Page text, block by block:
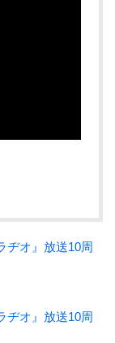
ヂオ』放送10周
ヂオ』放送10周